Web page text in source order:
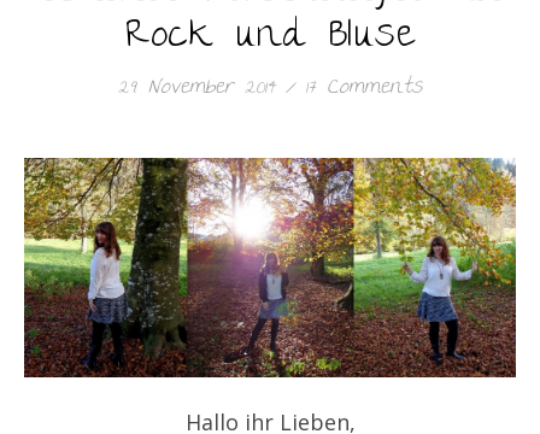
Rock und Bluse
29. November 2014 / 17 Comments
Hallo ihr Lieben,